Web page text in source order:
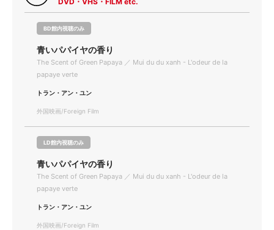
BD館内視聴のみ
青いパパイヤの香り
The Scent of Green Papaya ／ Mui du du xanh - L'odeur de la
papaye verte
トラン・アン・ユン
外国映画/Foreign Film
LD館内視聴のみ
青いパパイヤの香り
The Scent of Green Papaya ／ Mui du du xanh - L'odeur de la
papaye verte
トラン・アン・ユン
外国映画/Foreign Film